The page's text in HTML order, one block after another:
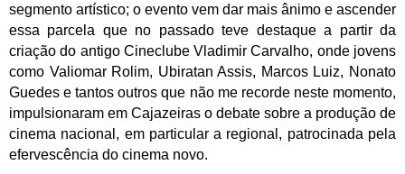
segmento artístico; o evento vem dar mais ânimo e ascender
essa parcela que no passado teve destaque a partir da
criação do antigo Cineclube Vladimir Carvalho, onde jovens
como Valiomar Rolim, Ubiratan Assis, Marcos Luiz, Nonato
Guedes e tantos outros que não me recorde neste momento,
impulsionaram em Cajazeiras o debate sobre a produção de
cinema nacional, em particular a regional, patrocinada pela
efervescência do cinema novo.